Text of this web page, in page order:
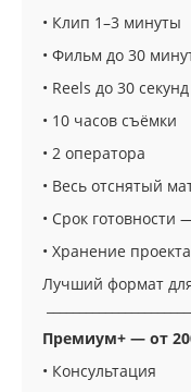
• Клип 1–3 минуты
• Фильм до 30
• Reels до 30 секунд
• 10 часов съёмки
• 2 оператора
• Весь отснятый
• Срок готовности
• Хранение
Лучший формат
Премиум+ — от
• Консультация